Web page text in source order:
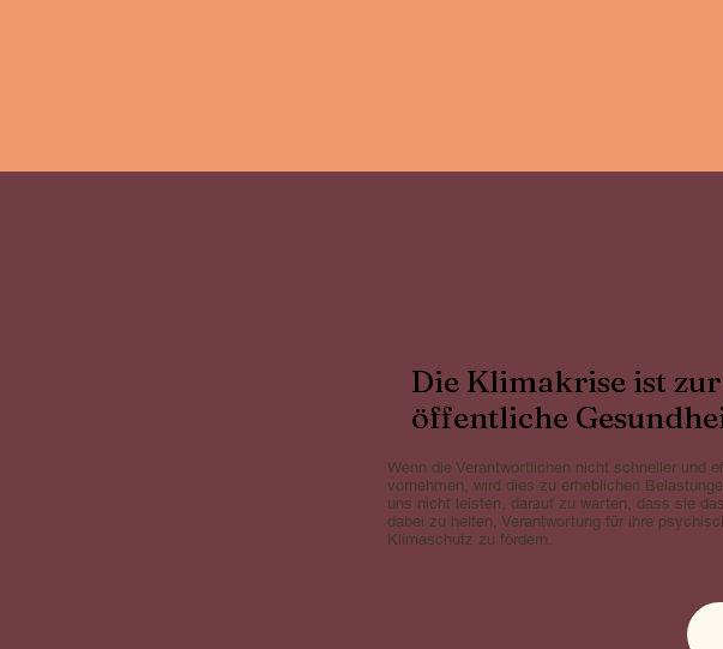
Die Klimakrise ist
öffentliche
Wenn die Verantwortlichen nicht schneller und
vornehmen, wird dies zu erheblichen
uns nicht leisten, darauf zu warten, dass sie
dabei zu helfen, Verantwortung für ihre
Klimaschutz zu fördern.